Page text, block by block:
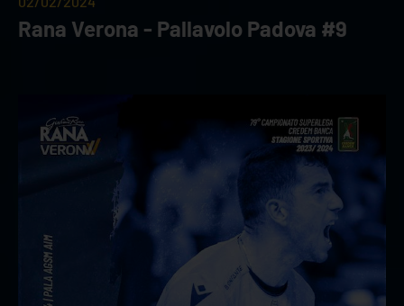
Rana Verona - Pallavolo Padova #9